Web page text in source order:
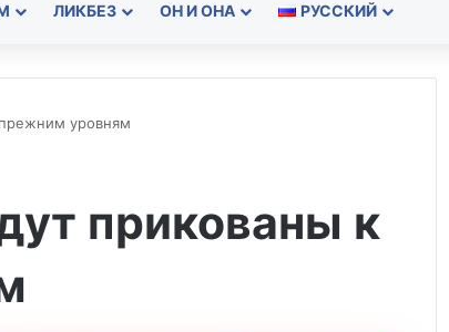
ЛИКБЕЗ ОН И ОНА РУССКИЙ
уровням
прикованы к